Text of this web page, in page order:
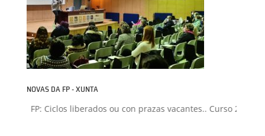
NOVAS DA FP - XUNTA
FP: Ciclos liberados ou con prazas vacantes.. Curso 2026-2027